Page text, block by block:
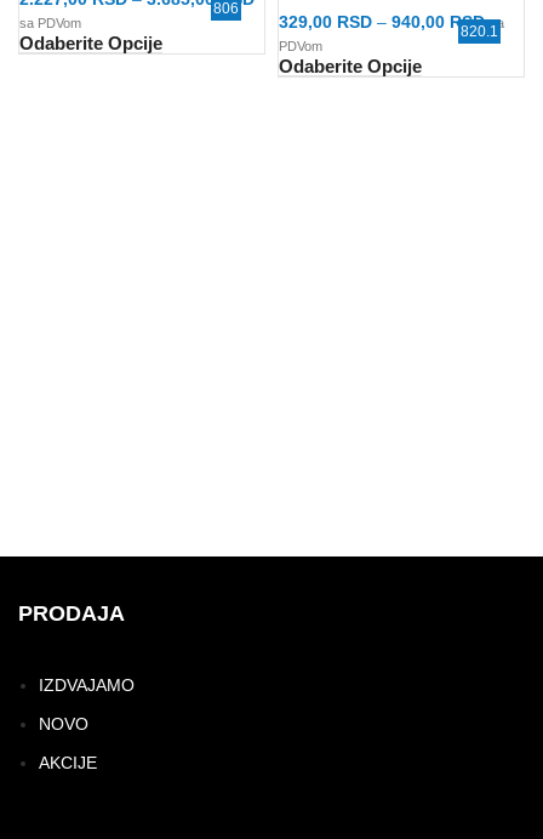
sa PDVom
Odaberite Opcije
806
329,00 RSD – 940,00 RSD sa
PDVom
Odaberite Opcije
820.1
PRODAJA
IZDVAJAMO
NOVO
AKCIJE